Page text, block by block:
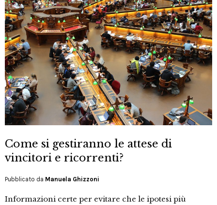
Come si gestiranno le attese di
vincitori e ricorrenti?
Pubblicato da Manuela Ghizzoni
Informazioni certe per evitare che le ipotesi più